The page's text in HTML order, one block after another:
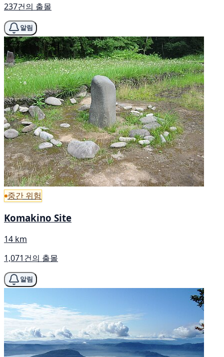
237건의 출몰
알림
중간 위험
Komakino Site
14 km
1,071건의 출몰
알림